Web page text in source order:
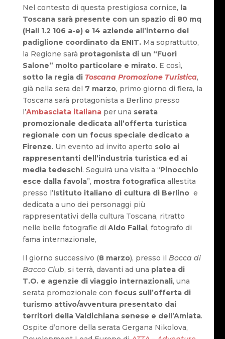
Nel contesto di questa prestigiosa cornice, la
Toscana sarà presente con un spazio di 80 mq
(Hall 1.2 106 a-e) e 14 aziende all’interno del
padiglione coordinato da ENIT.Ma soprattutto,
la Regione sarà protagonista di un “Fuori
Salone” molto particolare e mirato. E così,
sotto la regia di Toscana Promozione Turistica,
già nella sera del 7 marzo, primo giorno di fiera, la
Toscana sarà protagonista a Berlino presso
l’Ambasciata italianaper una serata
promozionale dedicata all’offerta turistica
regionale con un focus speciale dedicato a
Firenze. Un evento ad invito aperto solo ai
rappresentanti dell’industria turistica ed ai
media tedeschi. Seguirà una visita a “Pinocchio
esce dalla favola”, mostra fotograficaallestita
presso l’Istituto italiano di cultura di Berlinoe
dedicata a uno dei personaggi più
rappresentativi della cultura Toscana, ritratto
nelle belle fotografie di Aldo Fallai, fotografo di
fama internazionale,
Il giorno successivo (8 marzo), presso il Bocca di
Bacco Club, si terrà, davanti ad una platea di
T.O. e agenzie di viaggio internazionali, una
serata promozionale con focus sull’offerta di
turismo attivo/avventura presentato dai
territori della Valdichiana senese e dell’Amiata.
Ospite d’onore della serata Gergana Nikolova,